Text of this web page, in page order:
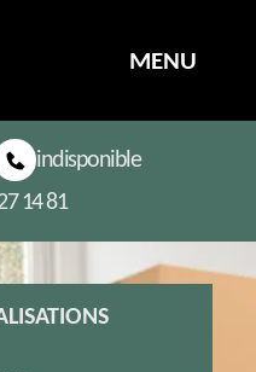
MENU
indisponible
14 81